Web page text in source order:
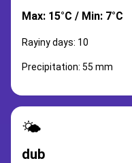
Max: 15°C / Min: 7°C
Rayiny days: 10
Precipitation: 55 mm
🌤️
dub